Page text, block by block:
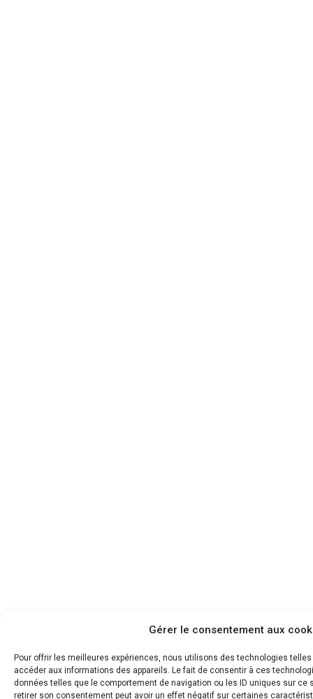
Gérer le consentement aux
Pour offrir les meilleures expériences, nous utilisons des technologies
accéder aux informations des appareils. Le fait de consentir à ces
données telles que le comportement de navigation ou les ID uniques sur ce
retirer son consentement peut avoir un effet négatif sur certaines